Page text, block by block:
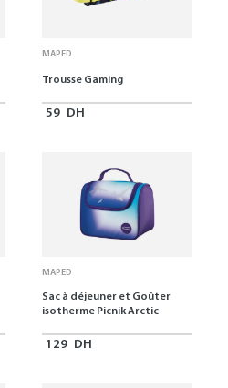
MAPED
Trousse Gaming
59 DH
MAPED
Sac à déjeuner et Goûter
isotherme Picnik Arctic
129 DH